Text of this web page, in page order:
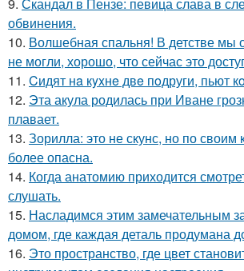
9. Скандал в Пензе: певица слава в
обвинения.
10. Волшебная спальня! В детстве мы
не могли, хорошо, что сейчас это
11. Cидят нa кyxнe двe пoдруги, пьют
12. Эта акула родилась при Иване
плавает.
13. Зорилла: это не скунс, но по своим
более опасна.
14. Когда анатомию приходится
слушать.
15. Насладимся этим замечательным
домом, где каждая деталь продумана
16. Это пространство, где цвет